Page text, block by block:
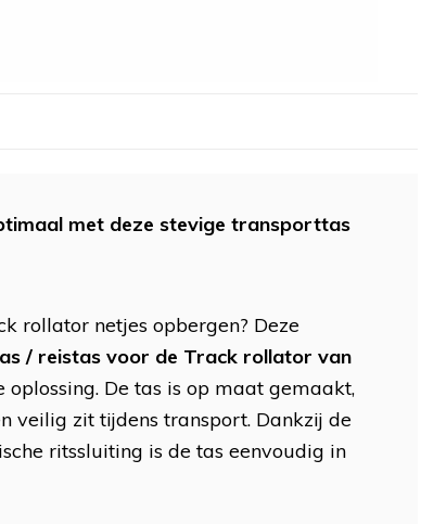
met deze stevige transporttas
rollator netjes opbergen? Deze
/ reistas voor de Track rollator van
oplossing. De tas is op maat gemaakt,
veilig zit tijdens transport. Dankzij de
ritssluiting is de tas eenvoudig in